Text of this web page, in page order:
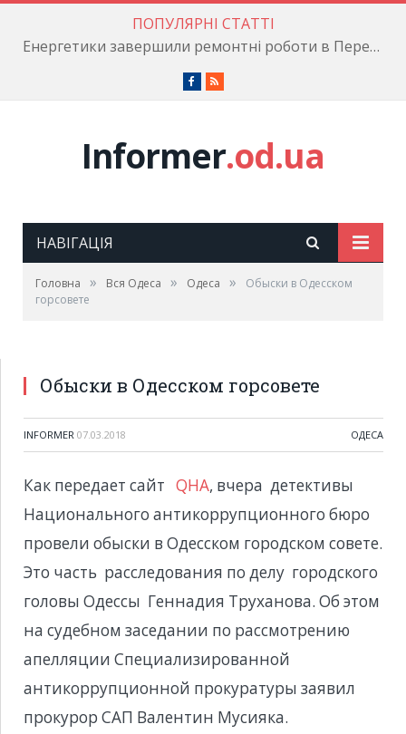
ПОПУЛЯРНІ СТАТТІ
Енергетики завершили ремонтні роботи в Пересипському районі
Facebook
RSS
Informer.od.ua
НАВІГАЦІЯ
Головна » Вся Одеса » Одеса »
Обыски в Одесском
горсовете
Обыски в Одесском горсовете
INFORMER 07.03.2018 ОДЕСА
Как передает сайт QHA, вчера детективы
Национального антикоррупционного бюро
провели обыски в Одесском городском совете.
Это часть расследования по делу городского
головы Одессы Геннадия Труханова. Об этом
на судебном заседании по рассмотрению
апелляции Специализированной
антикоррупционной прокуратуры заявил
прокурор САП Валентин Мусияка.